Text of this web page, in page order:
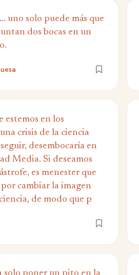
uno solo puede más que
dos bocas en un
estemos en los
crisis de la ciencia
desembocaría en
Media. Si deseamos
es menester que
cambiar la imagen
de modo que p